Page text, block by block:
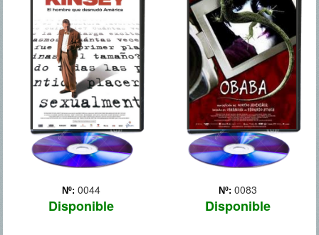
Nº: 0044
Disponible
Nº: 0083
Disponible